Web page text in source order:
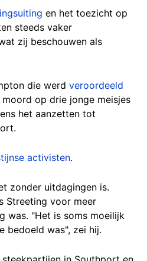
en het toezicht op
steeds vaker
zij beschouwen als
die werd veroordeeld
op drie jonge meisjes
het aanzetten tot
activisten.
zonder uitdagingen is.
Streeting voor meer
was. "Het is soms moeilijk
bedoeld was", zei hij.